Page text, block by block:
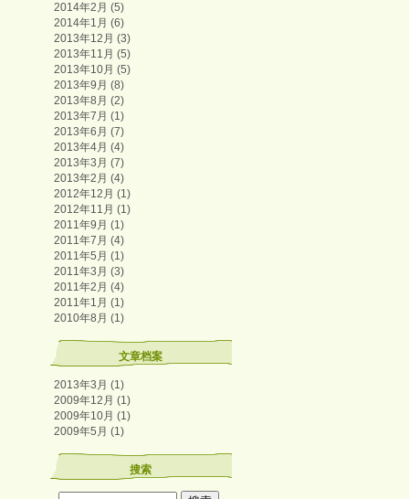
2014年2月 (5)
2014年1月 (6)
2013年12月 (3)
2013年11月 (5)
2013年10月 (5)
2013年9月 (8)
2013年8月 (2)
2013年7月 (1)
2013年6月 (7)
2013年4月 (4)
2013年3月 (7)
2013年2月 (4)
2012年12月 (1)
2012年11月 (1)
2011年9月 (1)
2011年7月 (4)
2011年5月 (1)
2011年3月 (3)
2011年2月 (4)
2011年1月 (1)
2010年8月 (1)
文章档案
2013年3月 (1)
2009年12月 (1)
2009年10月 (1)
2009年5月 (1)
搜索